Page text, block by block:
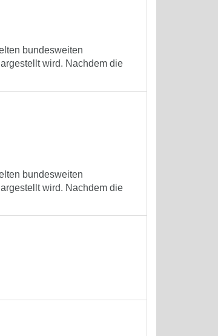
bundesweiten
wird. Nachdem die
bundesweiten
wird. Nachdem die